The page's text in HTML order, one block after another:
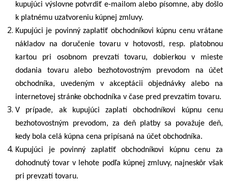
kupujúci výslovne potvrdiť e-mailom alebo písomne, aby došlo
k platnému uzatvoreniu kúpnej zmluvy.
Kupujúci je povinný zaplatiť obchodníkovi kúpnu cenu vrátane
nákladov na doručenie tovaru v hotovosti, resp. platobnou
kartou pri osobnom prevzatí tovaru, dobierkou v mieste
dodania tovaru alebo bezhotovostným prevodom na účet
obchodníka, uvedeným v akceptácii objednávky alebo na
internetovej stránke obchodníka v čase pred prevzatím tovaru.
V prípade, ak kupujúci zaplatí obchodníkovi kúpnu cenu
bezhotovostným prevodom, za deň platby sa považuje deň,
kedy bola celá kúpna cena pripísaná na účet obchodníka.
Kupujúci je povinný zaplatiť obchodníkovi kúpnu cenu za
dohodnutý tovar v lehote podľa kúpnej zmluvy, najneskôr však
pri prevzatí tovaru.